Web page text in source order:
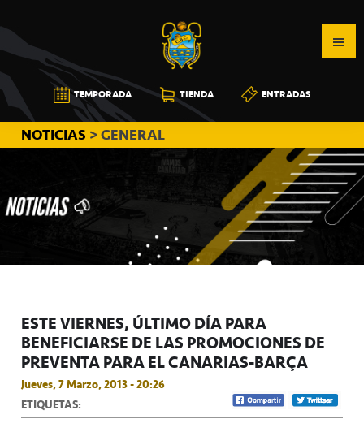
a
la
navegación
principal
al
contenido
principal
a
la
barra
lateral
principal
CB
CANARIAS
TEMPORADA TIENDA ENTRADAS
NOTICIAS > GENERAL
ESTE VIERNES, ÚLTIMO DÍA PARA
BENEFICIARSE DE LAS PROMOCIONES DE
PREVENTA PARA EL CANARIAS-BARÇA
Jueves, 7 Marzo, 2013 - 20:26
ETIQUETAS: